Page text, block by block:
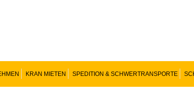
KRAN MIETEN SPEDITION & SCHWERTRANSPORTE